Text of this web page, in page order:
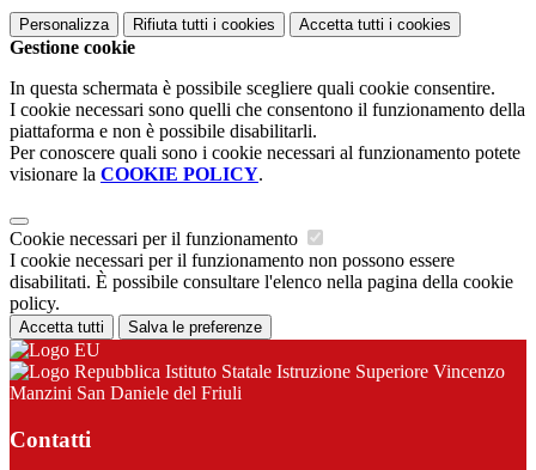
Personalizza Rifiuta tutti i cookies Accetta tutti i cookies
Gestione cookie
In questa schermata è possibile scegliere quali cookie consentire.
I cookie necessari sono quelli che consentono il funzionamento della
piattaforma e non è possibile disabilitarli.
Per conoscere quali sono i cookie necessari al funzionamento potete
visionare la COOKIE POLICY.
Cookie necessari per il funzionamento
I cookie necessari per il funzionamento non possono essere
disabilitati. È possibile consultare l'elenco nella pagina della cookie
policy.
Accetta tutti Salva le preferenze
Istituto Statale Istruzione Superiore Vincenzo
Manzini San Daniele del Friuli
Contatti